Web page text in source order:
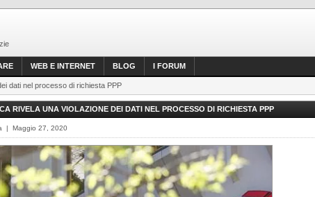
WEB E INTERNET BLOG I FORUM
dati nel processo di richiesta PPP
RIVELA UNA VIOLAZIONE DEI DATI NEL PROCESSO DI RICHIESTA PPP
| Maggio 27, 2020